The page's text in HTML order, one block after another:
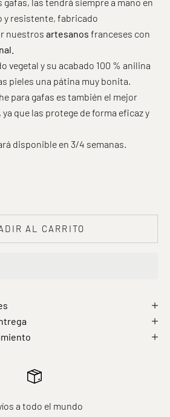
y resistente, fabricado
nuestros artesanos franceses con
vegetal y su acabado 100 % anilina
pieles una pátina muy bonita.
para gafas es también el mejor
que las protege de forma eficaz y
disponible en 3/4 semanas.
AL CARRITO
a todo el mundo